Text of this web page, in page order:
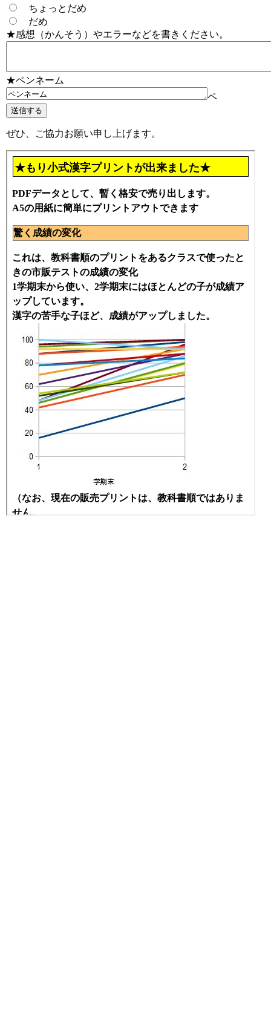
ちょっとだめ
だめ
★感想（かんそう）やエラーなどを書きください。
★ペンネーム
ペ
ぜひ、ご協力お願い申し上げます。